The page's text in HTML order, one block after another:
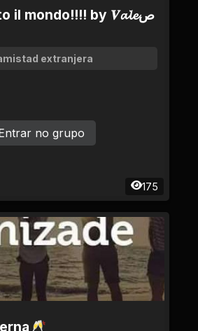
guys di tutto il mondo!!!! by 𝑽𝓪𝓵𝓮ص
extranjera
175
no grupo